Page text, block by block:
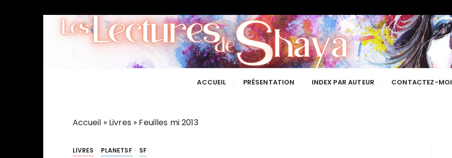
Les lectures de Shaya
ACCUEIL PRÉSENTATION INDEX PAR AUTEUR CONTACTEZ-MOI
Accueil » Livres » Feuilles mi 2013
LIVRES PLANETSF SF